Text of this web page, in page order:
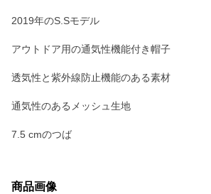
2019年のS.Sモデル
アウトドア用の通気性機能付き帽子
透気性と紫外線防止機能のある素材
通気性のあるメッシュ生地
7.5 cmのつば
商品画像